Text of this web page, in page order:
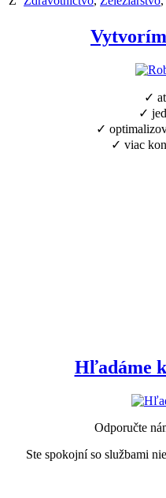
✓
✓
✓
✓ viac
Hľadáme
Odporučte
Ste spokojní so službami